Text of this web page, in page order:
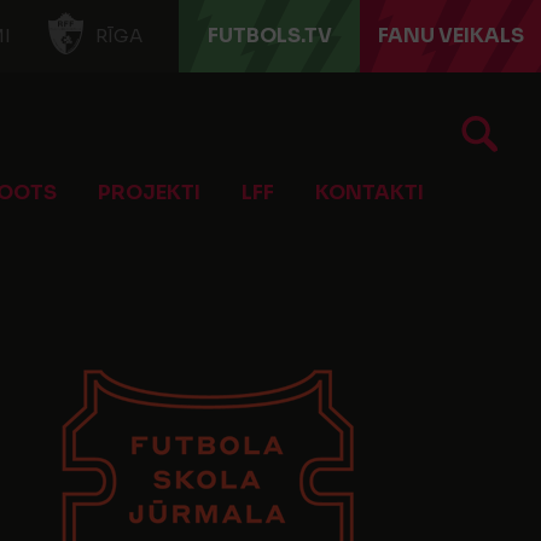
RĪGA FUTBOLS.TV FANU VEIKALS
PROJEKTI LFF KONTAKTI